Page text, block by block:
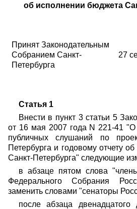
об исполнении бюджета
Принят Законодательным
Собранием Санкт-
Петербурга
27
Статья 1
Внести в пункт 3 статьи 5
от 16 мая 2007 года N 221-41 "О
публичных слушаний по
Петербурга и годовому отчету
Санкт-Петербурга" следующие
в абзаце пятом слова
Федерального Собрания
заменить словами "сенаторы
после абзаца двенадцатого